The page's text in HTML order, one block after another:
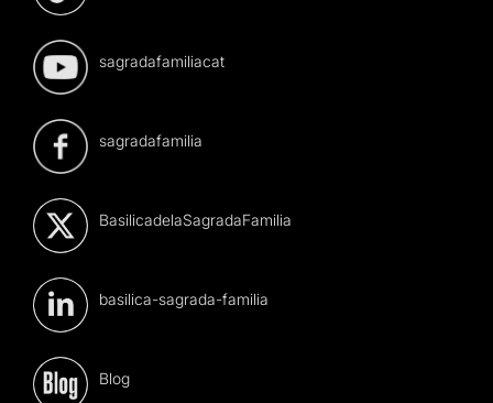
sagradafamiliacat
sagradafamilia
BasilicadelaSagradaFamilia
basilica-sagrada-familia
Blog